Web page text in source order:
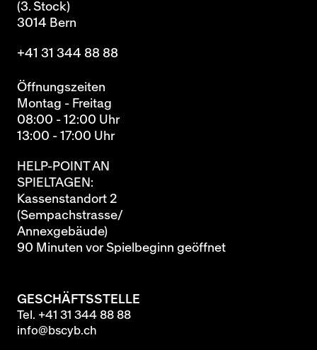
(3. Stock)
3014 Bern
+41 31 344 88 88
Öffnungszeiten
Montag - Freitag
08:00 - 12:00 Uhr
13:00 - 17:00 Uhr
HELP-POINT AN
SPIELTAGEN:
Kassenstandort 2
(Sempachstrasse/
Annexgebäude)
90 Minuten vor Spielbeginn geöffnet
GESCHÄFTSSTELLE
Tel. +41 31 344 88 88
info@bscyb.ch